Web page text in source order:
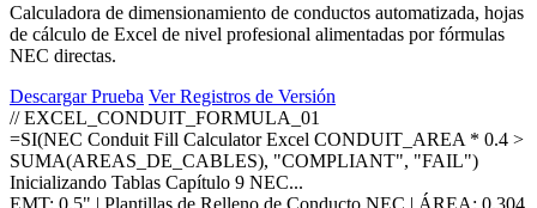
Calculadora de dimensionamiento de conductos automatizada, hojas
de cálculo de Excel de nivel profesional alimentadas por fórmulas
NEC directas.
Descargar Prueba Ver Registros de Versión
// EXCEL_CONDUIT_FORMULA_01
=SI(NEC Conduit Fill Calculator Excel CONDUIT_AREA * 0.4 >
SUMA(AREAS_DE_CABLES), "COMPLIANT", "FAIL")
Inicializando Tablas Capítulo 9 NEC...
EMT: 0.5" | Plantillas de Relleno de Conducto NEC | ÁREA: 0.304